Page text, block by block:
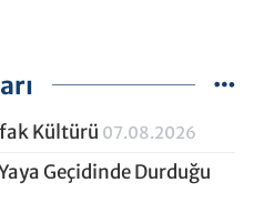
Kültürü 07.08.2026
Geçidinde Durduğu